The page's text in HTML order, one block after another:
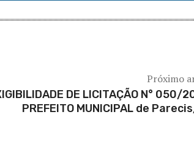
Próximo
DE LICITAÇÃO N° 050/
PREFEITO MUNICIPAL de